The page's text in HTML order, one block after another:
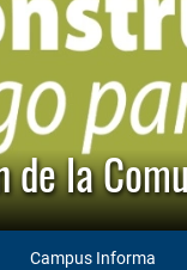
de la
Campus Informa